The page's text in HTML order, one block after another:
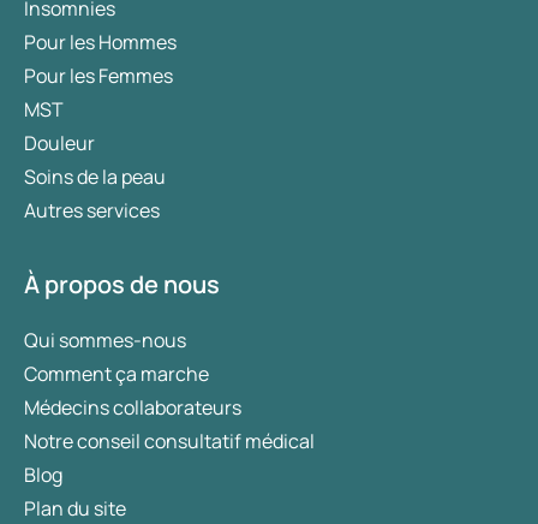
Insomnies
Pour les Hommes
Pour les Femmes
MST
Douleur
Soins de la peau
Autres services
À propos de nous
Qui sommes-nous
Comment ça marche
Médecins collaborateurs
Notre conseil consultatif médical
Blog
Plan du site